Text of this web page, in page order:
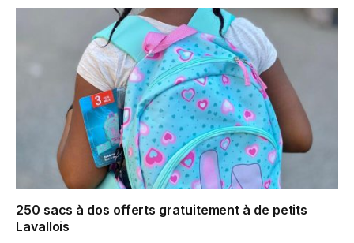
250 sacs à dos offerts gratuitement à de petits
Lavallois